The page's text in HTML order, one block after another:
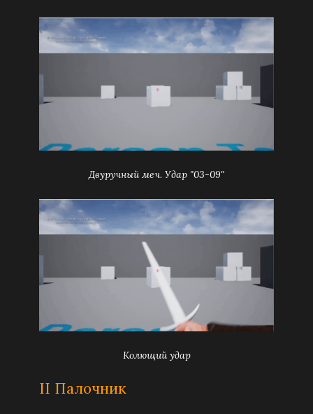
Двуручный меч. Удар "03-09"
Колющий удар
II Палочник